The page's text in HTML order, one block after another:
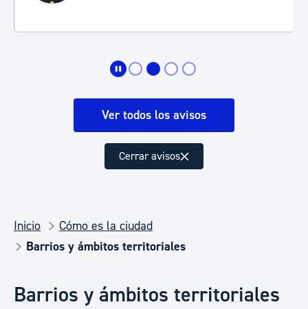
Ver todos los avisos
Cerrar avisos
Inicio
Cómo es la ciudad
Barrios y ámbitos territoriales
Barrios y ámbitos territoriales